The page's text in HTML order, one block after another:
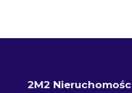
2M2